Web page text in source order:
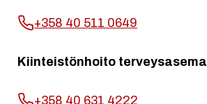
+358 40 511 0649
Kiinteistönhoito terveysasema
+358 40 631 4222